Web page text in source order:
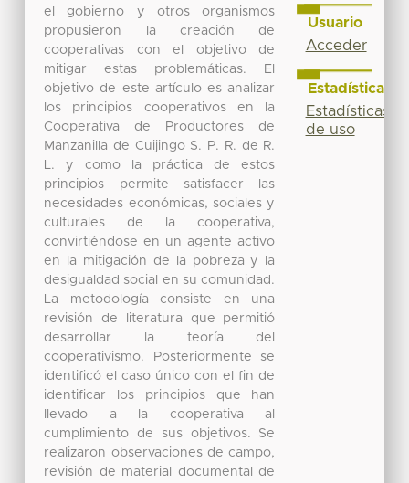
el gobierno y otros organismos
propusieron la creación de
cooperativas con el objetivo de
mitigar estas problemáticas. El
objetivo de este artículo es analizar
los principios cooperativos en la
Cooperativa de Productores de
Manzanilla de Cuijingo S. P. R. de R.
L. y como la práctica de estos
principios permite satisfacer las
necesidades económicas, sociales y
culturales de la cooperativa,
convirtiéndose en un agente activo
en la mitigación de la pobreza y la
desigualdad social en su comunidad.
La metodología consiste en una
revisión de literatura que permitió
desarrollar la teoría del
cooperativismo. Posteriormente se
identificó el caso único con el fin de
identificar los principios que han
llevado a la cooperativa al
cumplimiento de sus objetivos. Se
realizaron observaciones de campo,
revisión de material documental de
Usuario
Acceder
Estadísticas
Estadísticas
de uso